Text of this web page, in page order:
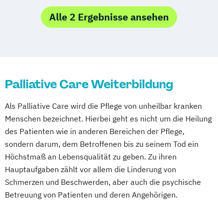
Mönchenglabdach München Münster
Neubrandenburg Nürnberg Osnabrück
Villingen-Schwenningen Wuppertal
Würzburg
Diabetesassistent
Fachkraft für Intensivpflege und
Gerontopsychiatrische Pflege
Fachkrankenpflege
Palliative Care
Pflege- und Sozialmanager
Pflegefachkraft in der Palliativversorgung
Pflegehelfer/Pflegeassistent
Schmerzmanagement in der Pflege
Verfahrenspfleger
Pflegehilfskräfte
Betreuungsassistent gem. § 87 b SGB XI
XI
Schwesternhelferin/Pflegediensthelfer
Alle 2 Ergebnisse ansehen
Palliative Care Weiterbildung
Als Palliative Care wird die Pflege von unheilbar kranken
Menschen bezeichnet. Hierbei geht es nicht um die Heilung
des Patienten wie in anderen Bereichen der Pflege,
sondern darum, dem Betroffenen bis zu seinem Tod ein
Höchstmaß an Lebensqualität zu geben. Zu ihren
Hauptaufgaben zählt vor allem die Linderung von
Schmerzen und Beschwerden, aber auch die psychische
Betreuung von Patienten und deren Angehörigen.